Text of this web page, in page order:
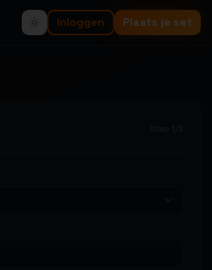
Inloggen Plaats je set